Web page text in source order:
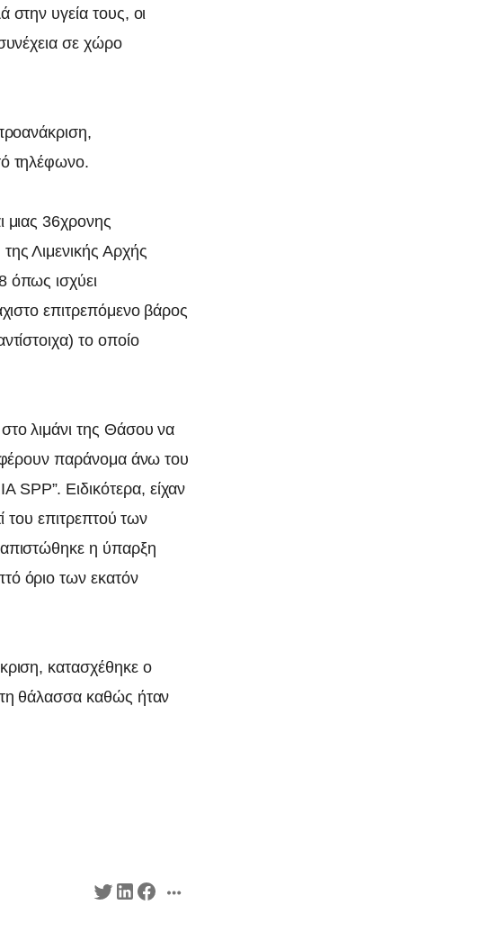
στην υγεία τους, οι
σε χώρο
τηλέφωνο.
μιας 36χρονης
Λιμενικής Αρχής
ισχύει
επιτρεπόμενο βάρος
το οποίο
λιμάνι της Θάσου να
παράνομα άνω του
SPP”. Ειδικότερα, είχαν
του επιτρεπτού των
η ύπαρξη
όριο των εκατόν
κατασχέθηκε ο
θάλασσα καθώς ήταν